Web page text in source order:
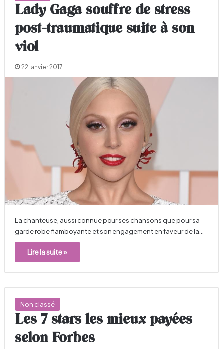
Lady Gaga souffre de stress
post-traumatique suite à son
viol
22 janvier 2017
La chanteuse, aussi connue pour ses chansons que pour sa
garde robe flamboyante et son engagement en faveur de la…
Lire la suite »
Non classé
Les 7 stars les mieux payées
selon Forbes